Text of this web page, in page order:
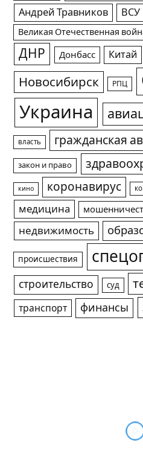
Андрей Травников ВСУ
Великая Отечественная
ДНР Донбасс Китай
Новосибирск РПЦ
Украина
власть гражданская
закон и право
кино коронавирус
медицина
недвижимость
происшествия
строительство суд
транспорт финансы